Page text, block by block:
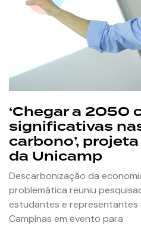
‘Chegar a 2050
significativas
carbono’,
da Unicamp
Descarbonização da
problemática reuniu
estudantes e representantes
Campinas em evento para